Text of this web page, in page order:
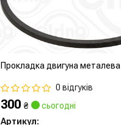
Прокладка двигуна металева
0 відгуків
300₴
сьогодні
Артикул: